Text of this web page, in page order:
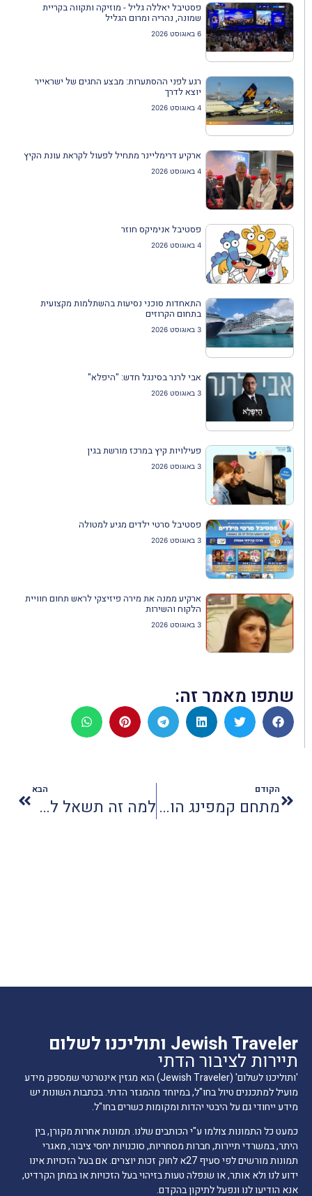
פסטיבל יאללה גליל - מוזיקה ותקווה בקריית
שמונה, נהריה ומרום הגליל
6 באוגוסט 2026
רגע לפני ההסתערות: מבצע החגים של ישראייר
יוצא לדרך
4 באוגוסט 2026
ארקיע דרימליינר מתחיל לפעול לקראת עונת הקיץ
4 באוגוסט 2026
פסטיבל אנימיקס חוזר
4 באוגוסט 2026
התאחדות סוכני נסיעות בהשתלמות מקצועית
בתחום הקרוזים
3 באוגוסט 2026
אבי לרנר בסינגל חדש: "היפלא"
3 באוגוסט 2026
פעילויות קיץ במרכז מורשת בגין
3 באוגוסט 2026
פסטיבל סרטי ילדים מגיע למטולה
3 באוגוסט 2026
ארקיע ממנה את מירה פיזיצקי לראש תחום חוויית
הלקוח והשירות
3 באוגוסט 2026
שתפו מאמר זה:
הקודם
מתחם קמפינג הושק בירושלים
הבא
למה זה תשאל לשמי והוא… פילאך
Jewish Traveler ותוליכנו לשלום
תיירות לציבור הדתי
'ותוליכנו לשלום' (Jewish Traveler) הוא מגזין אינטרנטי שמספק מידע
מועיל למתכננים טיול בחו"ל, במיוחד מהמגזר הדתי. בכתבות השונות יש
מידע ייחודי גם על היבטי יהדות ומקומות כשרים בחו"ל.
כמעט כל התמונות צולמו ע"י הכותבים שלנו. תמונות אחרות מקורן, בין
היתר, במשרדי תיירות, חברות מסחריות, סוכנויות יחסי ציבור, מאגרי
תמונות מורשים לפי סעיף 27א לחוק זכות יוצרים. אם בעל הזכויות אינו
ידוע לנו ולא אותר, או שנפלה טעות בזיהוי בעל הזכויות או במתן הקרדיט,
אנא הודיעו לנו ונפעל לתיקון בהקדם.